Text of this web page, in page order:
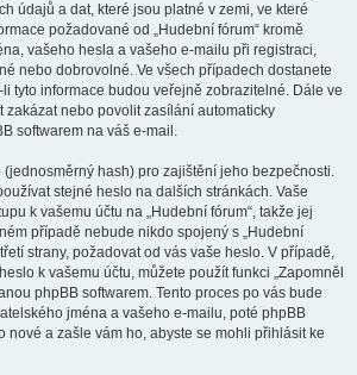
údajů a dat, které jsou platné v zemi, ve které
požadované od „Hudební fórum“ kromě
vašeho hesla a vašeho e-mailu při registraci,
nebo dobrovolné. Ve všech případech dostanete
tyto informace budou veřejně zobrazitelné. Dále ve
zakázat nebo povolit zasílání automaticky
softwarem na váš e-mail.
hash) pro zajištění jeho bezpečnosti.
stejné heslo na dalších stránkách. Vaše
k vašemu účtu na „Hudební fórum“, takže jej
případě nebude nikdo spojený s „Hudební
strany, požadovat od vás vaše heslo. V případě,
k vašemu účtu, můžete použít funkci „Zapomněl
phpBB softwarem. Tento proces po vás bude
jména a vašeho e-mailu, poté phpBB
nové a zašle vám ho, abyste se mohli přihlásit ke